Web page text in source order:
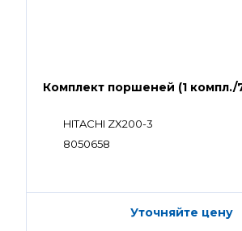
Комплект поршеней (1 компл./
HITACHI ZX200-3
8050658
Уточняйте цену